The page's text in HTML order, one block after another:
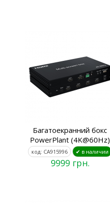
Багатоекранний бокс
PowerPlant (4K@60Hz)
код: CA915996 ✔ в наличии
9999 грн.